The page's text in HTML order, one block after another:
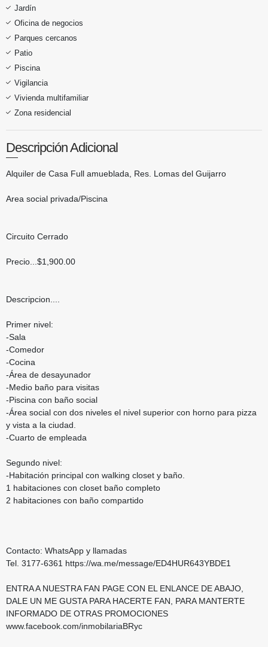
Jardín
Oficina de negocios
Parques cercanos
Patio
Piscina
Vigilancia
Vivienda multifamiliar
Zona residencial
Descripción Adicional
Alquiler de Casa Full amueblada, Res. Lomas del Guijarro
Area social privada/Piscina
Circuito Cerrado
Precio...$1,900.00
Descripcion....
Primer nivel:
-Sala
-Comedor
-Cocina
-Área de desayunador
-Medio baño para visitas
-Piscina con baño social
-Área social con dos niveles el nivel superior con horno para pizza
y vista a la ciudad.
-Cuarto de empleada
Segundo nivel:
-Habitación principal con walking closet y baño.
1 habitaciones con closet baño completo
2 habitaciones con baño compartido
Contacto: WhatsApp y llamadas
Tel. 3177-6361 https://wa.me/message/ED4HUR643YBDE1
ENTRA A NUESTRA FAN PAGE CON EL ENLANCE DE ABAJO,
DALE UN ME GUSTA PARA HACERTE FAN, PARA MANTERTE
INFORMADO DE OTRAS PROMOCIONES
www.facebook.com/inmobilariaBRyc